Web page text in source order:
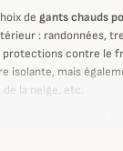
de gants chauds
: randonnées,
protections contre le
isolante, mais
la neige, etc.
styles variés et